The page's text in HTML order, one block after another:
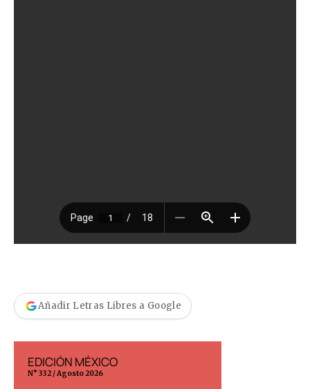
Añadir Letras Libres a Google
EDICIÓN MÉXICO
N° 332 / Agosto 2026